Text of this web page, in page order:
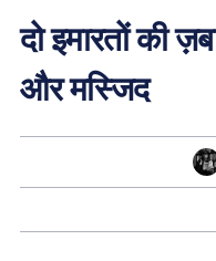
दो इमारतों की
और मस्जिद